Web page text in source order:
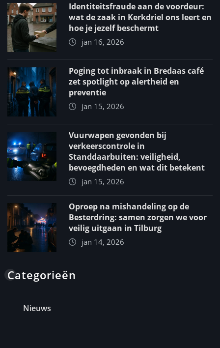
Identiteitsfraude aan de voordeur:
wat de zaak in Kerkdriel ons leert en
hoe je jezelf beschermt
jan 16, 2026
Poging tot inbraak in Bredaas café
zet spotlight op alertheid en
preventie
jan 15, 2026
Vuurwapen gevonden bij
verkeerscontrole in
Standdaarbuiten: veiligheid,
bevoegdheden en wat dit betekent
jan 15, 2026
Oproep na mishandeling op de
Besterdring: samen zorgen we voor
veilig uitgaan in Tilburg
jan 14, 2026
Categorieën
Nieuws